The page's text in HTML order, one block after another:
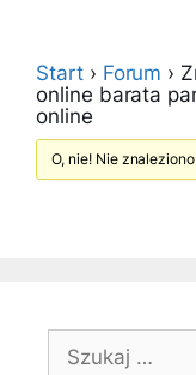
Start › Forum ›
online barata
online
O, nie! Nie
Szukaj: